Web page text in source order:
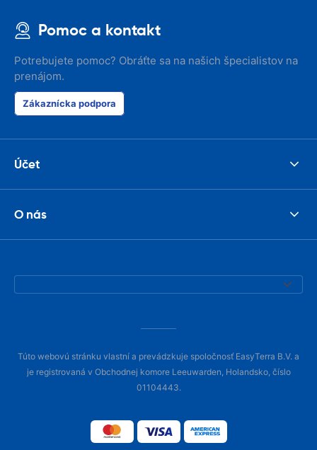
Pomoc a kontakt
Potrebujete pomoc? Obráťte sa na našich špecialistov na
prenájom.
Zákaznícka podpora
Účet
O nás
Túto webovú stránku vlastní a prevádzkuje spoločnosť EasyTerra B.V. a
je registrovaná v Obchodnej komore Leeuwarden, Holandsko, číslo
01104443.